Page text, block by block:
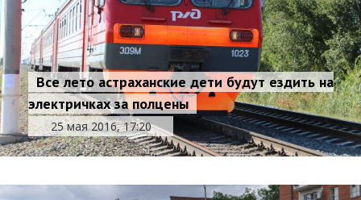
Все лето астраханские дети будут ездить на
электричках за полцены
25 мая 2016, 17:20